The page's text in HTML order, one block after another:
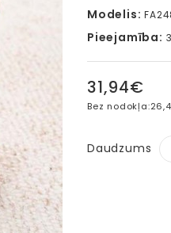
Modelis:
Pieejamība:
31,94€
Bez nodokļa:
Daudzums